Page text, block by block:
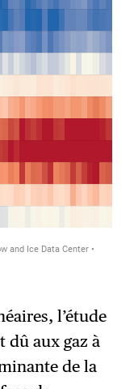
l’étude
dû aux gaz à
de la